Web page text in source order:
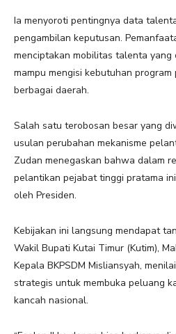
Ia menyoroti pentingnya data
pengambilan keputusan.
menciptakan mobilitas talenta
mampu mengisi kebutuhan
berbagai daerah.
Salah satu terobosan besar yang
usulan perubahan mekanisme
Zudan menegaskan bahwa dalam
pelantikan pejabat tinggi pratama
oleh Presiden.
Kebijakan ini langsung mendapat
Wakil Bupati Kutai Timur (Kutim),
Kepala BKPSDM Misliansyah,
strategis untuk membuka peluang
kancah nasional.